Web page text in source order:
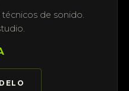
técnicos de sonido.